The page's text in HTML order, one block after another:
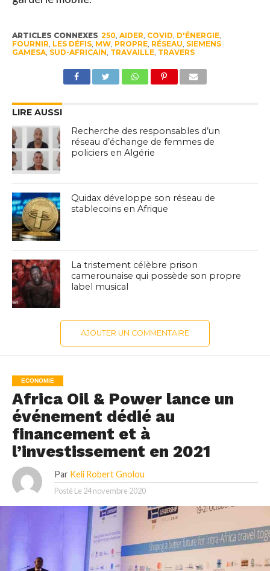
ARTICLES CONNEXES 250, AIDER, COVID, D'ÉNERGIE,
FOURNIR, LES DÉFIS, MW, PROPRE, RÉSEAU, SIEMENS
GAMESA, SUD-AFRICAIN, TRAVAILLE, TRAVERS
LIRE AUSSI
Recherche des responsables d’un
réseau d’échange de femmes de
policiers en Algérie
Quidax développe son réseau de
stablecoins en Afrique
La tristement célèbre prison
camerounaise qui possède son propre
label musical
AJOUTER UN COMMENTAIRE
ECONOMIE
Africa Oil & Power lance un
événement dédié au
financement et à
l’investissement en 2021
Par Keli Robert Gnolou
Posté Le 24 novembre 2020